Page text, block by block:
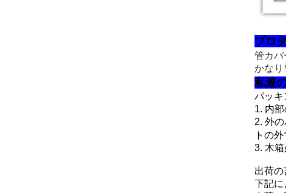
プロ
管カバ
かなり
私達
パッキ
1. 内
2. 外
トの
3. 木箱
出荷の
下記に